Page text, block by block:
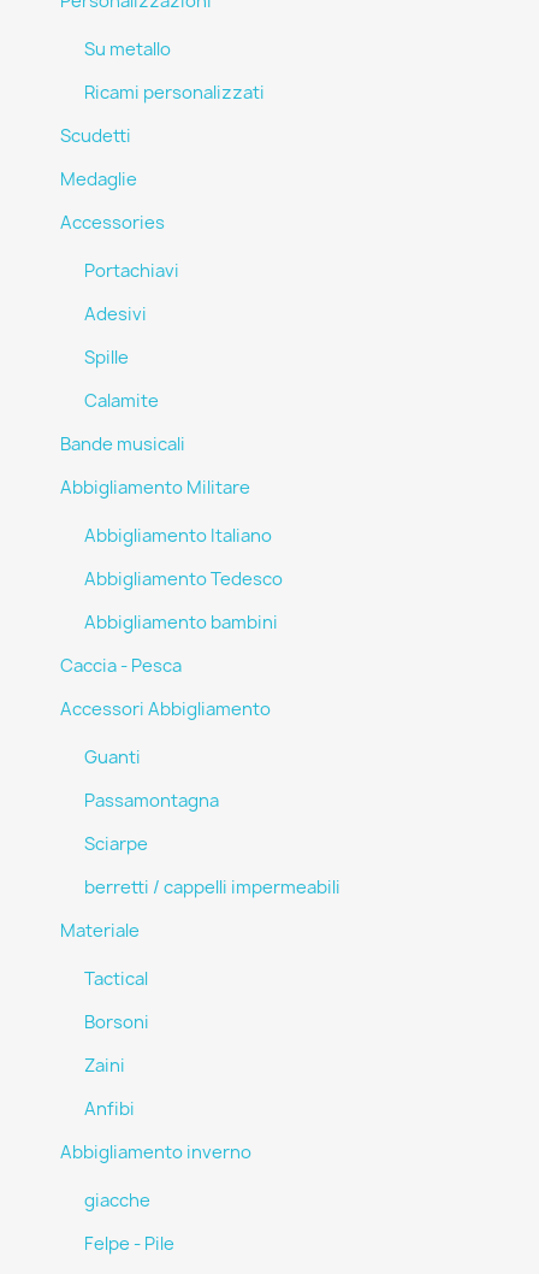
Su metallo
Ricami personalizzati
Scudetti
Medaglie
Accessories
Portachiavi
Adesivi
Spille
Calamite
Bande musicali
Abbigliamento Militare
Abbigliamento Italiano
Abbigliamento Tedesco
Abbigliamento bambini
Caccia - Pesca
Accessori Abbigliamento
Guanti
Passamontagna
Sciarpe
berretti / cappelli impermeabili
Materiale
Tactical
Borsoni
Zaini
Anfibi
Abbigliamento inverno
giacche
Felpe - Pile